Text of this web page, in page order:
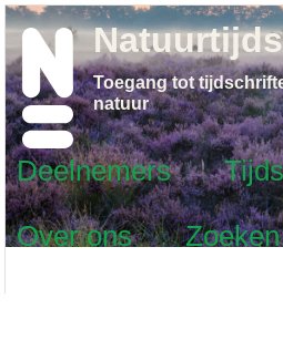
Deelnemers
Over ons
Zoeken
Toegang tot
natuur